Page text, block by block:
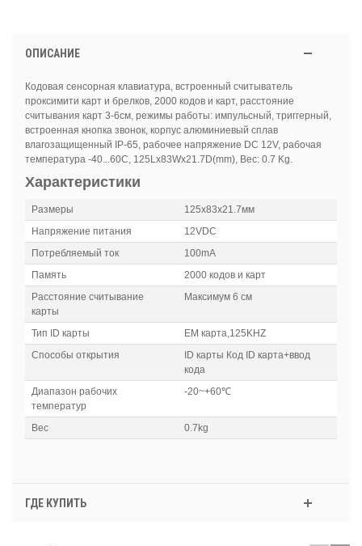
ОПИСАНИЕ
Кодовая сенсорная клавиатура, встроенный считыватель
проксимити карт и брелков, 2000 кодов и карт, расстояние
считывания карт 3-6см, режимы работы: импульсный, триггерный,
встроенная кнопка звонок, корпус алюминиевый сплав
влагозащищенный IP-65, рабочее напряжение DC 12V, рабочая
температура -40...60C, 125Lx83Wx21.7D(mm), Вес: 0.7 Kg.
Характеристики
Размеры
125x83x21.7мм
Напряжение питания
12VDC
Потребляемый ток
100mA
Память
2000 кодов и карт
Расстояние считывание
карты
Максимум 6 см
Тип ID карты
EM карта,125KHZ
Способы открытия
ID карты Код ID карта+ввод
кода
Диапазон рабочих
температур
-20~+60℃
Вес 0.7kg
ГДЕ КУПИТЬ